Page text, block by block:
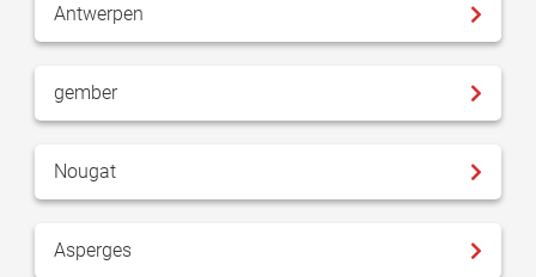
Antwerpen
gember
Nougat
Asperges